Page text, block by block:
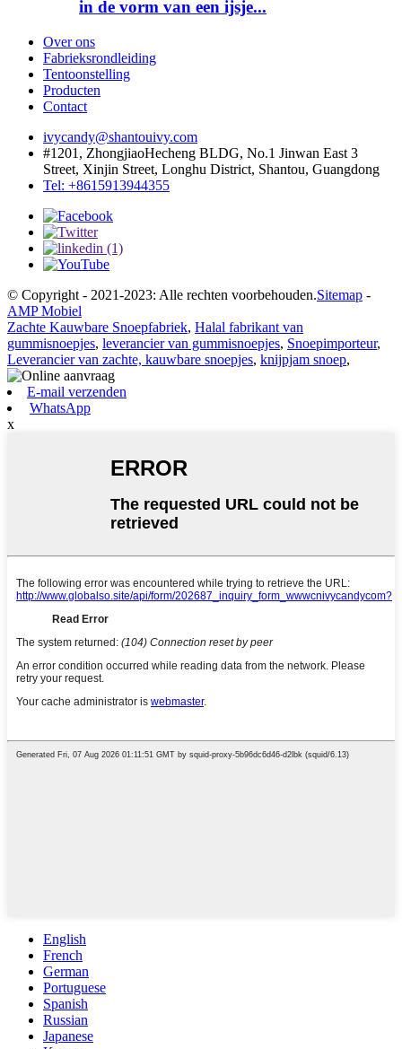
in de vorm van een ijsje...
Over ons
Fabrieksrondleiding
Tentoonstelling
Producten
Contact
ivycandy@shantouivy.com
#1201, ZhongjiaoHecheng BLDG, No.1 Jinwan East 3
Street, Xinjin Street, Longhu District, Shantou, Guangdong
Tel: +8615913944355
© Copyright - 2021-2023: Alle rechten voorbehouden.Sitemap -
AMP Mobiel
Zachte Kauwbare Snoepfabriek, Halal fabrikant van
gummisnoepjes, leverancier van gummisnoepjes, Snoepimporteur,
Leverancier van zachte, kauwbare snoepjes, knijpjam snoep,
E-mail verzenden
WhatsApp
x
English
French
German
Portuguese
Spanish
Russian
Japanese